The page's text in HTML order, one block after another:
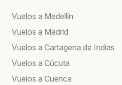
Vuelos a Medellín
Vuelos a Madrid
Vuelos a Cartagena de Indias
Vuelos a Cúcuta
Vuelos a Cuenca